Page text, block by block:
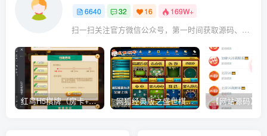
6640 32 16 169W+
扫一扫关注官方微信公众号，第一时间获取源码、网赚项目资源教程，自媒体等知识干货，让互联网创业赚钱更简单。
红鸟H5棋牌（房卡+金币）全套双模式游戏源码 网狐经典版之盛世棋牌完整游戏源码（包含文档、架设教程、网站、源代码等）